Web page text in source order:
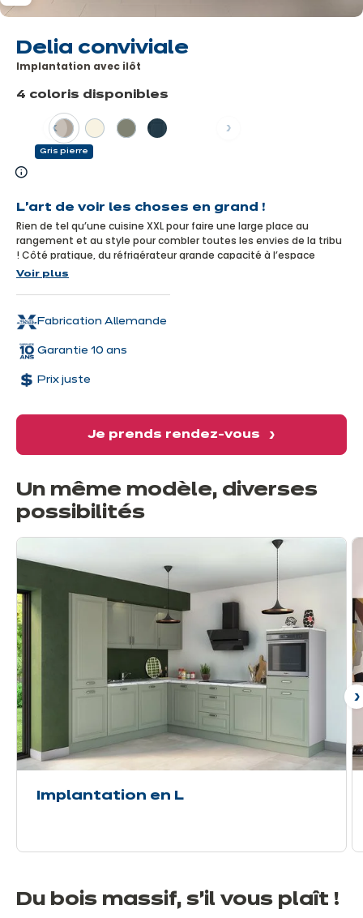
Delia conviviale
Implantation avec ilôt
En
plus
4 coloris disponibles
Précédent
L’art de voir les choses en grand !
Rien de tel qu’une cuisine XXL pour faire une large place au
rangement et au style pour combler toutes les envies de la tribu
! Côté pratique, du réfrigérateur grande capacité à l’espace
buanderie, tout est pensé pour que tout le monde s’y retrouve.
ce qu’il faut de tendance et de fraîcheur à la cuisine, le tout
combiné à la chaleur du bois.
Voir plus
Fabrication Allemande
Garantie 10 ans
Prix juste
Je prends rendez-vous
Un même modèle, diverses
possibilités
Implantation en L
Du bois massif, s’il vous plaît !
Gris pierre